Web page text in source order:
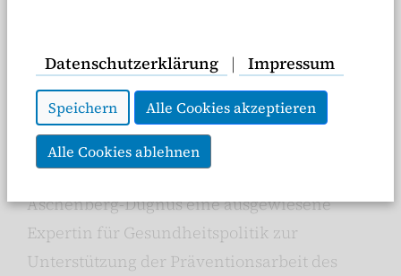
Christine Aschenberg-Dugnus (Lena Dugnus
Photography)
Wir freuen uns sehr, mit Christine
Aschenberg-Dugnus eine ausgewiesene
Expertin für Gesundheitspolitik zur
Unterstützung der Präventionsarbeit des
Datenschutzerklärung | Impressum
Speichern Alle Cookies akzeptieren
Alle Cookies ablehnen